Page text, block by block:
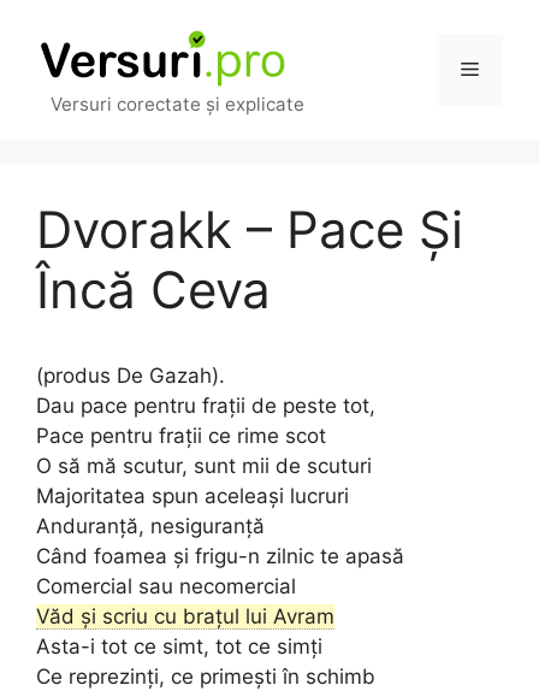
conținut
Versuri corectate și explicate
Meniu
Dvorakk – Pace Și
Încă Ceva
(produs De Gazah).
Dau pace pentru frații de peste tot,
Pace pentru frații ce rime scot
O să mă scutur, sunt mii de scuturi
Majoritatea spun aceleași lucruri
Anduranță, nesiguranță
Când foamea și frigu-n zilnic te apasă
Comercial sau necomercial
Văd și scriu cu brațul lui Avram
Asta-i tot ce simt, tot ce simți
Ce reprezinți, ce primești în schimb